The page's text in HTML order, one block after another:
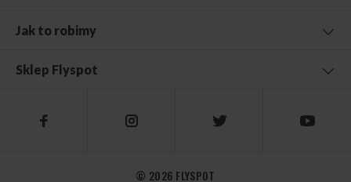
Jak to robimy
Sklep Flyspot
© 2026 FLYSPOT